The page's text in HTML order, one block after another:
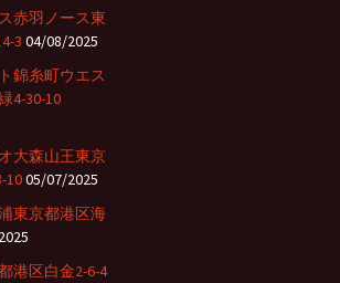
赤羽ノース東
3 04/08/2025
錦糸町ウエス
4-30-10
大森山王東京
1005/07/2025
東京都港区海
港区白金2-6-4